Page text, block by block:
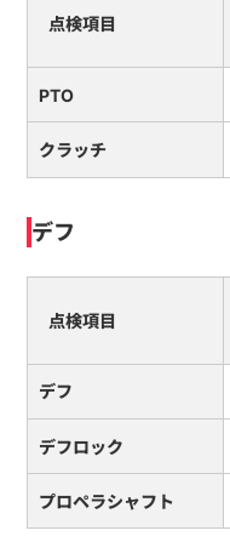
点検項目
PTO
クラッチ
デフ
点検項目
デフ
デフロック
プロペラシャフト